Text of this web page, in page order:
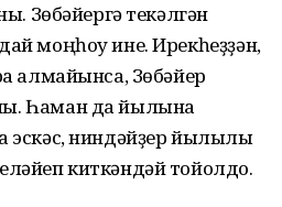
Зөбәйергә текәлгән
моңһоу ине. Ирекһеҙҙән,
алмайынса, Зөбәйер
Һаман да йылына
эскәс, ниндәйҙер йылылыҡ
киткәндәй тойолдо.